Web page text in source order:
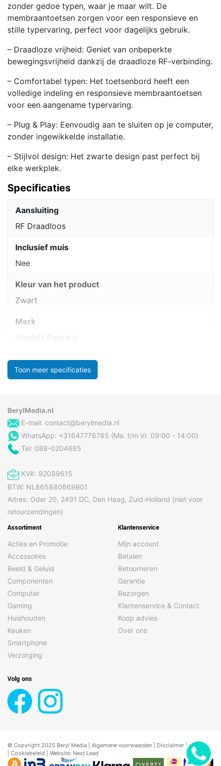
zonder gedoe typen, waar je maar wilt. De
membraantoetsen zorgen voor een responsieve en
stille typervaring, perfect voor dagelijks gebruik.
– Draadloze vrijheid: Geniet van onbeperkte
bewegingsvrijheid dankzij de draadloze RF-verbinding.
– Comfortabel typen: Het toetsenbord heeft een
volledige indeling en responsieve membraantoetsen
voor een aangename typervaring.
– Plug & Play: Eenvoudig aan te sluiten op je computer,
zonder ingewikkelde installatie.
– Stijlvol design: Het zwarte design past perfect bij
elke werkplek.
Specificaties
Aansluiting
RF Draadloos
Inclusief muis
Nee
Kleur van het product
Zwart
Merk
Hewlett Packard
Toon meer specificaties
BerylMedia.nl
E-mail: contact@berylmedia.nl
WhatsApp: +31647776785 (Ma. t/m Vr. 09:00 - 14:00)
Tel: 088-0204685
KVK: 92089615
BTW: NL865880669B01
Adres: Oder 20, 2491 DC, Den Haag, Zuid-Holland (niet voor
retourzendingen)
Assortiment
Acties en Promotie
Accessoires
Beeld & Geluid
Componenten
Computer
Gaming
Huishouden
Keuken
Smartphone
Verzorging
Klantenservice
Mijn account
Betalen
Retourneren
Garantie
Bezorgen
Klantenservice & Contact
Koop advies
Over ons
Volg ons
© Copyright 2025 Beryl Media | Algemene voorwaarden Disclaimer | |Privacy
Cookiebeleid | Website: Next Lead